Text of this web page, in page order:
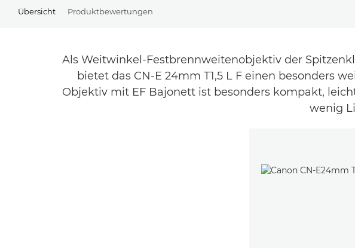
Übersicht Produktbewertungen
Als Weitwinkel-Festbrennweitenobjektiv der
bietet das CN-E 24mm T1,5 L F einen besonders
Objektiv mit EF Bajonett ist besonders kompakt,
wenig